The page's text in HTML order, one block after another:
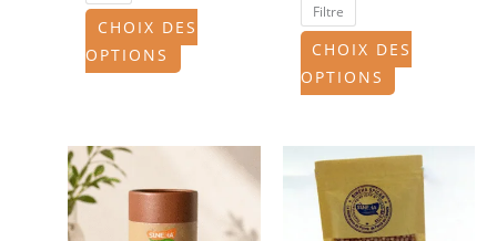
CHOIX DES
OPTIONS
Filtre
CHOIX DES
OPTIONS
Plage
prix :
à
produit